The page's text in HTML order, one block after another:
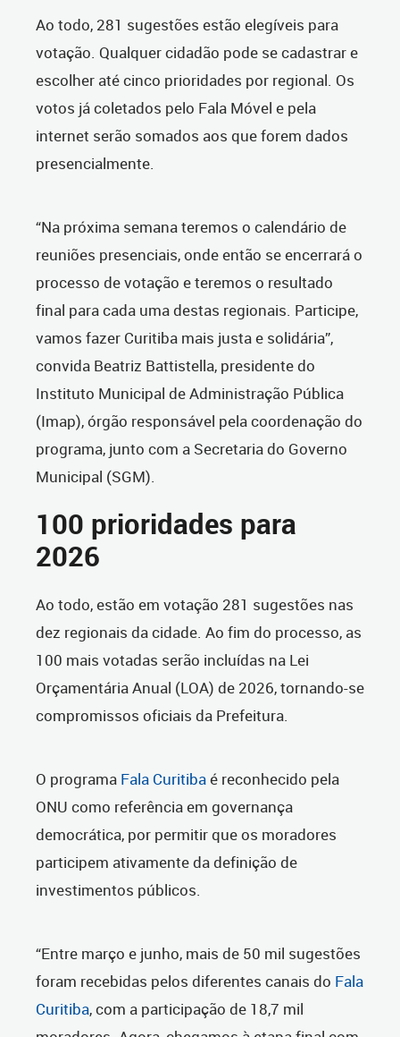
Ao todo, 281 sugestões estão elegíveis para
votação. Qualquer cidadão pode se cadastrar e
escolher até cinco prioridades por regional. Os
votos já coletados pelo Fala Móvel e pela
internet serão somados aos que forem dados
presencialmente.
“Na próxima semana teremos o calendário de
reuniões presenciais, onde então se encerrará o
processo de votação e teremos o resultado
final para cada uma destas regionais. Participe,
vamos fazer Curitiba mais justa e solidária”,
convida Beatriz Battistella, presidente do
Instituto Municipal de Administração Pública
(Imap), órgão responsável pela coordenação do
programa, junto com a Secretaria do Governo
Municipal (SGM).
100 prioridades para
2026
Ao todo, estão em votação 281 sugestões nas
dez regionais da cidade. Ao fim do processo, as
100 mais votadas serão incluídas na Lei
Orçamentária Anual (LOA) de 2026, tornando-se
compromissos oficiais da Prefeitura.
O programa Fala Curitibaé reconhecido pela
ONU como referência em governança
democrática, por permitir que os moradores
participem ativamente da definição de
investimentos públicos.
“Entre março e junho, mais de 50 mil sugestões
foram recebidas pelos diferentes canais do Fala
Curitiba, com a participação de 18,7 mil